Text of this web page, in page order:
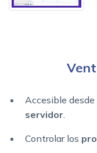
Accesible desde
servidor.
Controlar los